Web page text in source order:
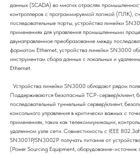
данных (SCADA) во многих отраслях
контроллеров с программируемой логикой (ПЛК),
последовательные порты, устройства линейки
применениях для управления промышленными
двунаправленное преобразование между
форматом Ethernet, устройства линейки SN3000
инструментам сбора данных с локальных и
Ethernet.
Устройства линейки SN3000 обладают рядом
Поддерживаются безопасный TCP-сервер/клиент,
последовательный туннельный сервер/клиент,
консольного управления в критически важных с
применениях, таких как телекоммуникации,
удаленном узле сети. Совместимость с IEEE
SN3001P/SN3002P получать питание от
(Power Sourcing Equipment, оборудование-источник